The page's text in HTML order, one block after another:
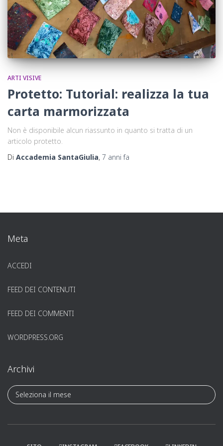
ARTI VISIVE
Protetto: Tutorial: realizza la tua
carta marmorizzata
Non è disponibile alcun riassunto in quanto si tratta di un
articolo protetto.
Di Accademia SantaGiulia, 7 anni fa
Meta
ACCEDI
FEED DEI CONTENUTI
FEED DEI COMMENTI
WORDPRESS.ORG
Archivi
A
r
h